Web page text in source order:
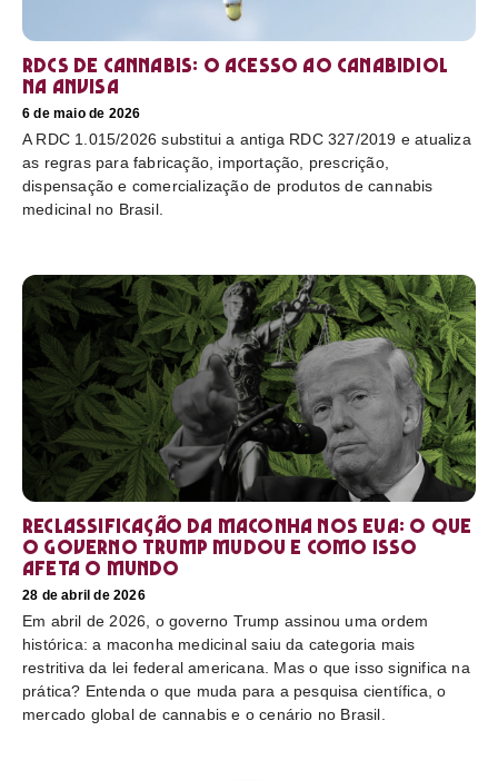
RDCs de cannabis: o acesso ao canabidiol
na Anvisa
6 de maio de 2026
A RDC 1.015/2026 substitui a antiga RDC 327/2019 e atualiza
as regras para fabricação, importação, prescrição,
dispensação e comercialização de produtos de cannabis
medicinal no Brasil.
Reclassificação da maconha nos EUA: o que
o governo Trump mudou e como isso
afeta o mundo
28 de abril de 2026
Em abril de 2026, o governo Trump assinou uma ordem
histórica: a maconha medicinal saiu da categoria mais
restritiva da lei federal americana. Mas o que isso significa na
prática? Entenda o que muda para a pesquisa científica, o
mercado global de cannabis e o cenário no Brasil.